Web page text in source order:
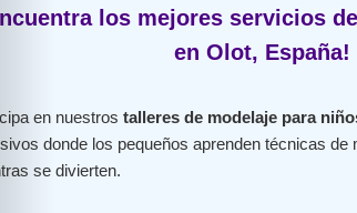
los mejores servicios
en Olot, España!
en nuestros talleres de modelaje para
donde los pequeños aprenden técnicas
se divierten.